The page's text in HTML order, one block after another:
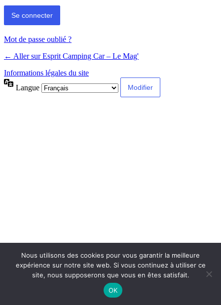
Mot de passe oublié ?
← Aller sur Esprit Camping Car – Le Mag'
Informations légales du site
Langue
Nous utilisons des cookies pour vous garantir la meilleure
expérience sur notre site web. Si vous continuez à utiliser ce
site, nous supposerons que vous en êtes satisfait.
OK